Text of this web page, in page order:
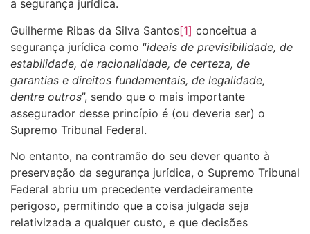
a segurança jurídica.
Guilherme Ribas da Silva Santos[1] conceitua a
segurança jurídica como “ideais de previsibilidade, de
estabilidade, de racionalidade, de certeza, de
garantias e direitos fundamentais, de legalidade,
dentre outros”, sendo que o mais importante
assegurador desse princípio é (ou deveria ser) o
Supremo Tribunal Federal.
No entanto, na contramão do seu dever quanto à
preservação da segurança jurídica, o Supremo Tribunal
Federal abriu um precedente verdadeiramente
perigoso, permitindo que a coisa julgada seja
relativizada a qualquer custo, e que decisões